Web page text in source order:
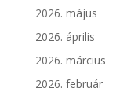
2026. május
2026. április
2026. március
2026. február